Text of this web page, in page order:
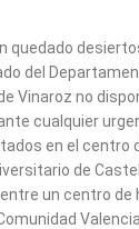
quedado
del
Vinaroz no
cualquier
en el centro
de
un centro de